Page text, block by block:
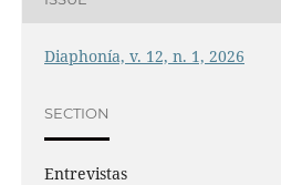
Diaphonía, v. 12, n. 1, 2026
SECTION
Entrevistas